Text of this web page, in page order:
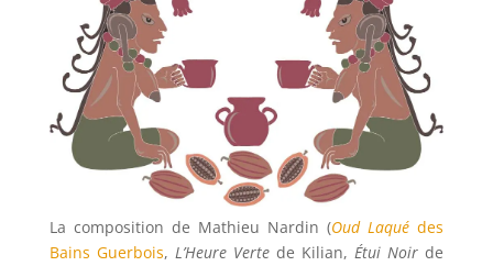
La composition de Mathieu Nardin (Oud Laqué des
Bains Guerbois, L’Heure Vertede Kilian,Étui Noir de